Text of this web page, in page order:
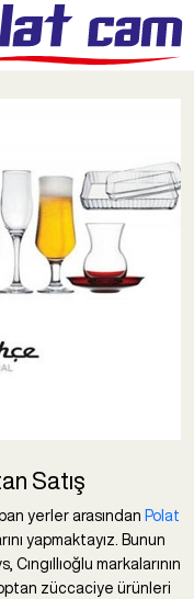
Satış
yerler arasından Polat
yapmaktayız. Bunun
markalarının
züccaciye ürünleri